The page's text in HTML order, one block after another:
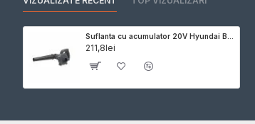
211,8lei